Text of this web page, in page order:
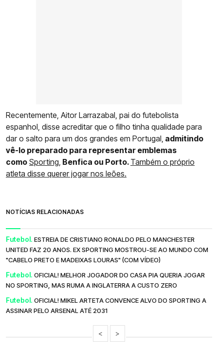
Recentemente, Aitor Larrazabal, pai do futebolista
espanhol, disse acreditar que o filho tinha qualidade para
dar o salto para um dos grandes em Portugal, admitindo
vê-lo preparado para representar emblemas
como Sporting, Benfica ou Porto. Também o próprio
atleta disse querer jogar nos leões.
NOTÍCIAS RELACIONADAS
Futebol. ESTREIA DE CRISTIANO RONALDO PELO MANCHESTER
UNITED FAZ 20 ANOS. EX SPORTING MOSTROU-SE AO MUNDO COM
"CABELO PRETO E MADEIXAS LOURAS" (COM VÍDEO)
Futebol. OFICIAL! MELHOR JOGADOR DO CASA PIA QUERIA JOGAR
NO SPORTING, MAS RUMA A INGLATERRA A CUSTO ZERO
Futebol. OFICIAL! MIKEL ARTETA CONVENCE ALVO DO SPORTING A
ASSINAR PELO ARSENAL ATÉ 2031
< >